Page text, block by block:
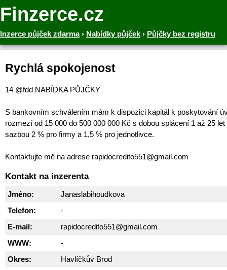
Finzerce.cz
Inzerce půjček zdarma› Nabídky půjček › Půjčky bez registru
Rychlá spokojenost
14 @fdd NABÍDKA PŮJČKY
S bankovním schválením mám k dispozici kapitál k poskytování
rozmezí od 15 000 do 500 000 000 Kč s dobou splácení 1 až 25
sazbou 2 % pro firmy a 1,5 % pro jednotlivce.
Kontaktujte mě na adrese rapidocredito551@gmail.com
Kontakt na inzerenta
Jméno:
Janaslabihoudkova
Telefon:
-
E-mail:
rapidocredito551@gmail.com
WWW:
-
Okres:
Havlíčkův Brod